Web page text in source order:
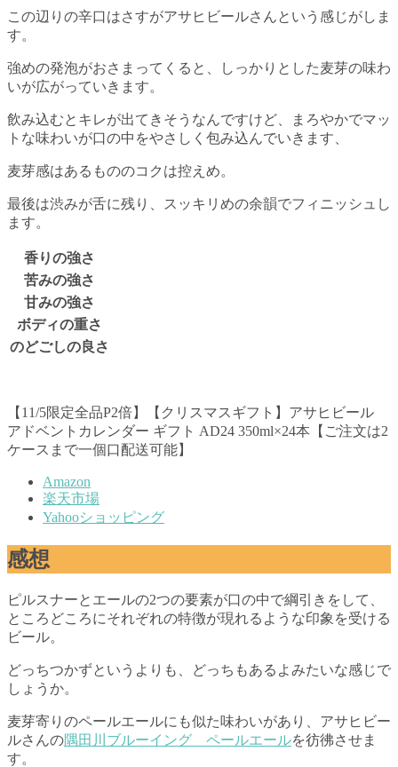
この辺りの辛口はさすがアサヒビールさんという感じがしま
す。
強めの発泡がおさまってくると、しっかりとした麦芽の味わ
いが広がっていきます。
飲み込むとキレが出てきそうなんですけど、まろやかでマッ
トな味わいが口の中をやさしく包み込んでいきます、
麦芽感はあるもののコクは控えめ。
最後は渋みが舌に残り、スッキリめの余韻でフィニッシュし
ます。
香りの強さ
苦みの強さ
甘みの強さ
ボディの重さ
のどごしの良さ
【11/5限定全品P2倍】【クリスマスギフト】アサヒビール
アドベントカレンダー ギフト AD24 350ml×24本【ご注文は2
ケースまで一個口配送可能】
Amazon
楽天市場
Yahooショッピング
感想
ピルスナーとエールの2つの要素が口の中で綱引きをして、
ところどころにそれぞれの特徴が現れるような印象を受ける
ビール。
どっちつかずというよりも、どっちもあるよみたいな感じで
しょうか。
麦芽寄りのペールエールにも似た味わいがあり、アサヒビー
ルさんの隅田川ブルーイング ペールエールを彷彿させま
す。